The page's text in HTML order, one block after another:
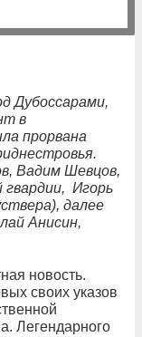
Дубоссарами,
в
прорвана
Вадим Шевцов,
гвардии, Игорь
далее
Анисин,
новость.
своих указов
Легендарного